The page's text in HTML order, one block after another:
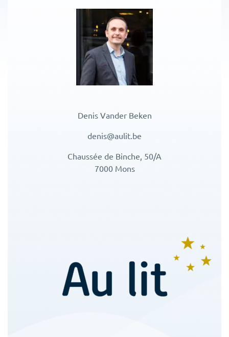
Denis Vander Beken
denis@aulit.be
Chaussée de Binche, 50/A
7000 Mons